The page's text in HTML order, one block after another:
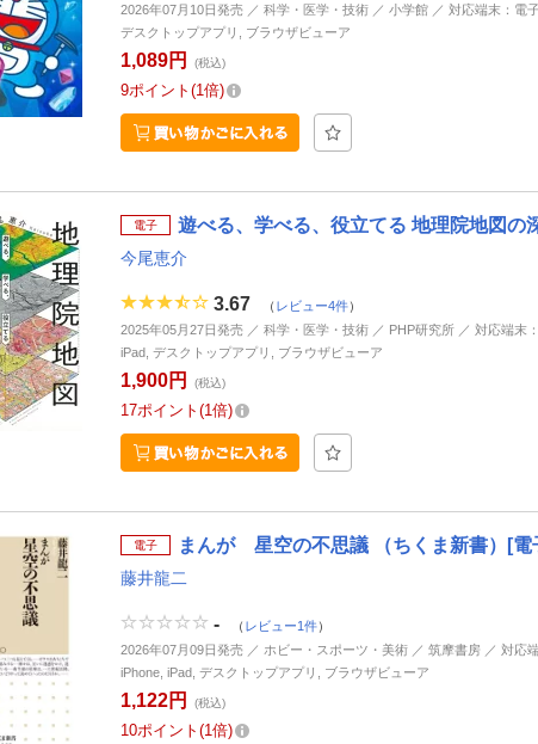
2026年07月10日発売 ／ 科学・医学・技術 ／ 小学館 ／ 対応端末：電
デスクトップアプリ, ブラウザビューア
1,089円 (税込)
9ポイント 1倍
電子 遊べる、学べる、役立てる 地理院地図の
今尾恵介
3.67 （ レビュー4件）
2025年05月27日発売 ／ 科学・医学・技術 ／ PHP研究所 ／ 対応端末
iPad, デスクトップアプリ, ブラウザビューア
1,900円 (税込)
17ポイント 1倍
電子 まんが 星空の不思議 （ちくま新書）[電
藤井龍二
- （ レビュー1件）
2026年07月09日発売 ／ ホビー・スポーツ・美術 ／ 筑摩書房 ／ 対応
iPhone, iPad, デスクトップアプリ, ブラウザビューア
1,122円 (税込)
10ポイント 1倍